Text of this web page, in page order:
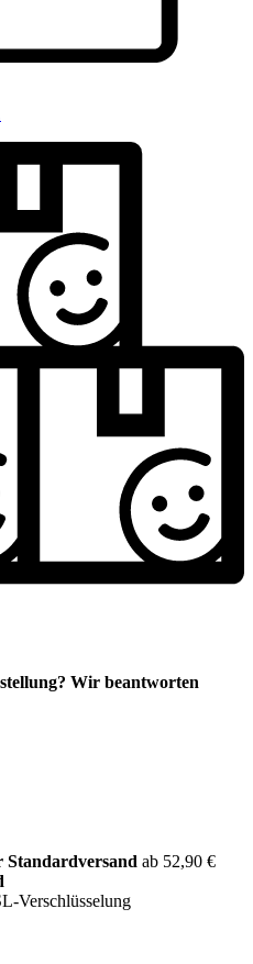
Wir beantworten
Standardversand ab 52,90 €
Verschlüsselung